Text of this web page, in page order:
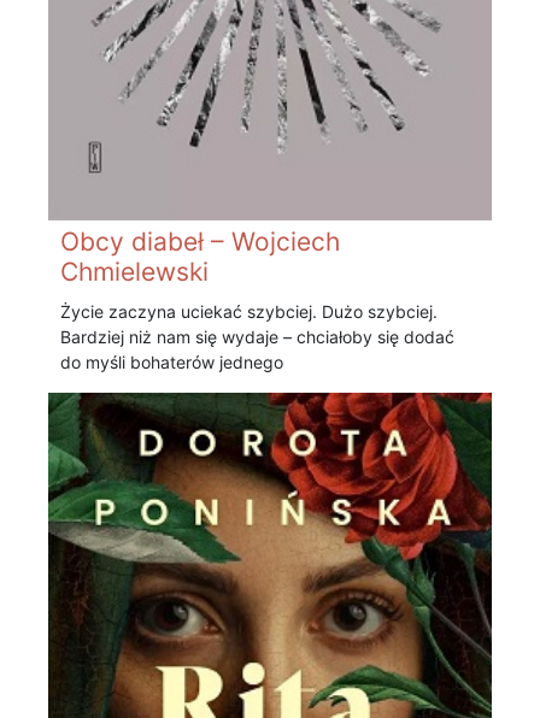
Obcy diabeł – Wojciech
Chmielewski
Życie zaczyna uciekać szybciej. Dużo szybciej.
Bardziej niż nam się wydaje – chciałoby się dodać
do myśli bohaterów jednego